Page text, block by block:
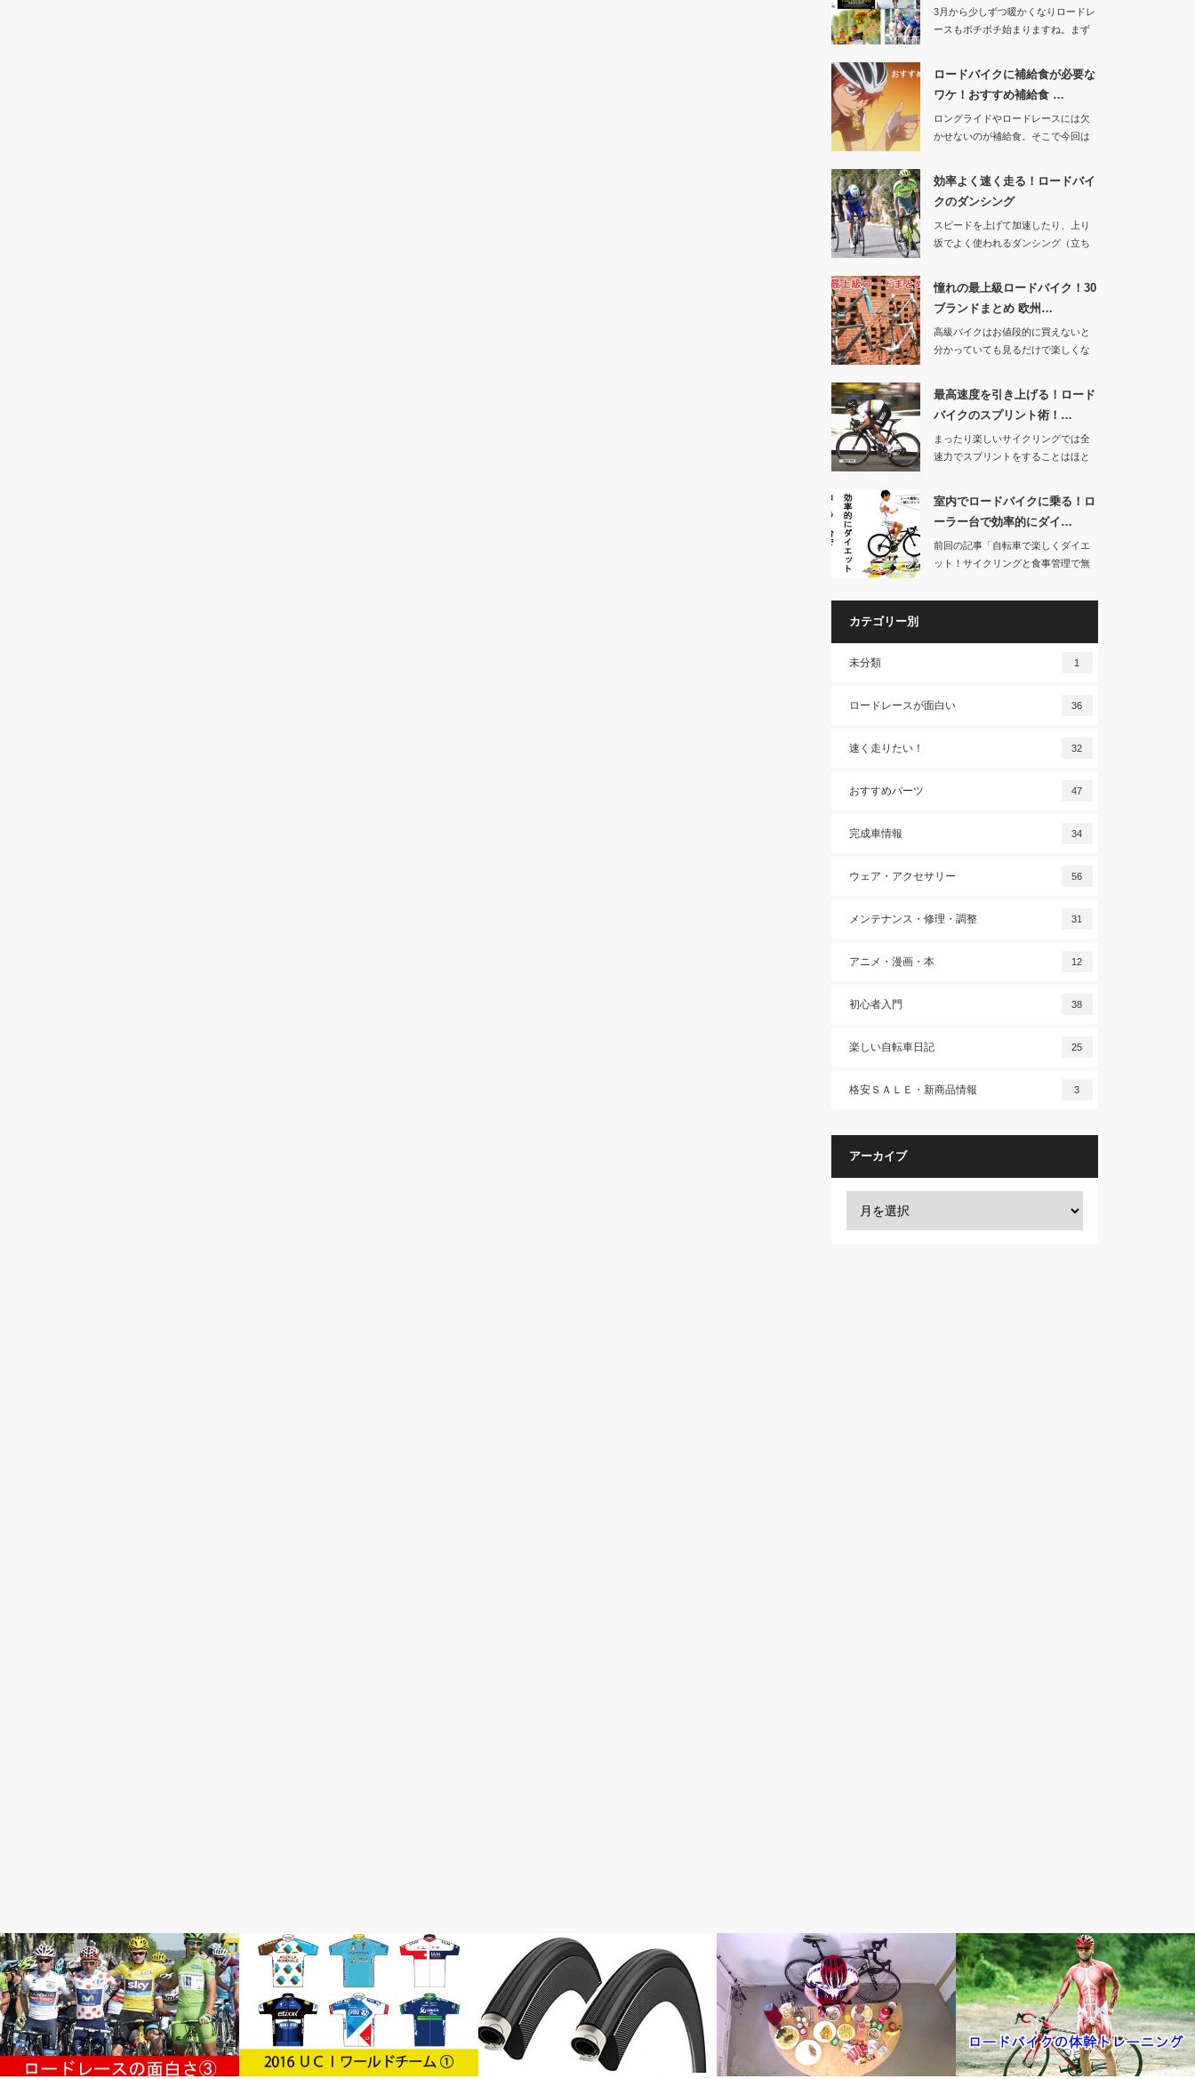
3月から少しずつ暖かくなりロードレ
ースもボチボチ始まりますね。まず
ロードバイクに補給食が必要な
ワケ！おすすめ補給食 …
ロングライドやロードレースには欠
かせないのが補給食。そこで今回は
効率よく速く走る！ロードバイ
クのダンシング
スピードを上げて加速したり、上り
坂でよく使われるダンシング（立ち
憧れの最上級ロードバイク！30
ブランドまとめ 欧州…
高級バイクはお値段的に買えないと
分かっていても見るだけで楽しくな
最高速度を引き上げる！ロード
バイクのスプリント術！…
まったり楽しいサイクリングでは全
速力でスプリントをすることはほと
室内でロードバイクに乗る！ロ
ーラー台で効率的にダイ…
前回の記事「自転車で楽しくダイエ
ット！サイクリングと食事管理で無
カテゴリー別
未分類 1
ロードレースが面白い 36
速く走りたい！ 32
おすすめパーツ 47
完成車情報 34
ウェア・アクセサリー 56
メンテナンス・修理・調整 31
アニメ・漫画・本 12
初心者入門 38
楽しい自転車日記 25
格安ＳＡＬＥ・新商品情報 3
アーカイブ